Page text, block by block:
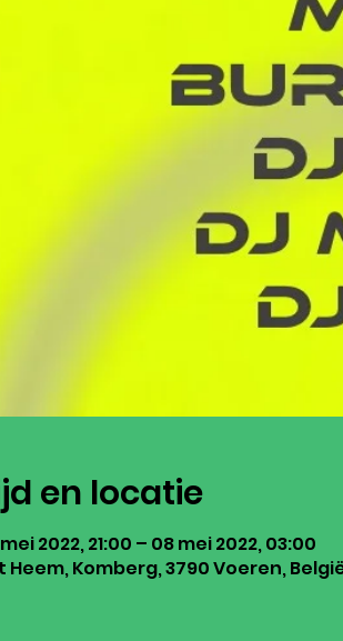
en locatie
2022, 21:00 – 08 mei 2022, 03:00
Heem, Komberg, 3790 Voeren,